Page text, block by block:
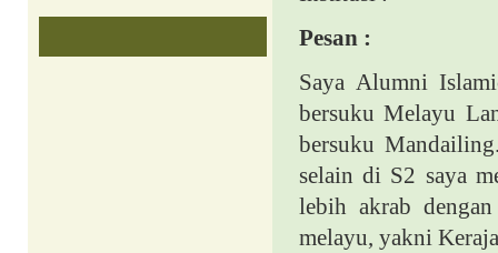
Pesan :
Saya Alumni
bersuku Melayu
bersuku
selain di S2 saya
lebih akrab
melayu, yakni